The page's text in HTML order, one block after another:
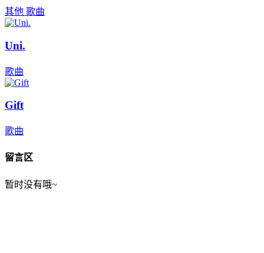
其他 歌曲
Uni.
歌曲
Gift
歌曲
留言区
暂时没有哦~